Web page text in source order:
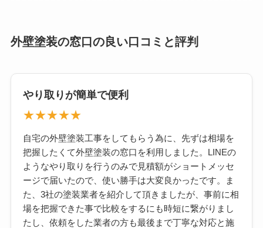
外壁塗装の窓口の良い口コミと評判
やり取りが簡単で便利
★★★★★
自宅の外壁塗装工事をしてもらう為に、先ずは相場を
把握したくて外壁塗装の窓口を利用しました。LINEの
ようなやり取りを行うのみで見積額がショートメッセ
ージで届いたので、使い勝手は大変良かったです。ま
た、3社の塗装業者を紹介して頂きましたが、事前に相
場を把握できた事で比較をするにも時短に繋がりまし
たし、依頼をした業者の方も最後まで丁寧な対応と施